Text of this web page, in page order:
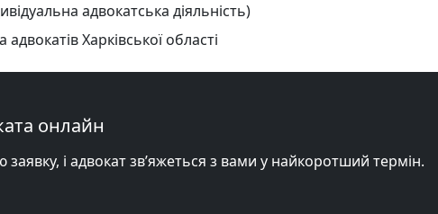
адвокатська діяльність)
адвокатів Харківської області
онлайн
і адвокат зв’яжеться з вами у найкоротший термін.